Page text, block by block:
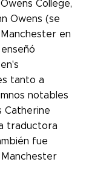
College,
Owens (se
en
tanto a
notables
Catherine
traductora
fue